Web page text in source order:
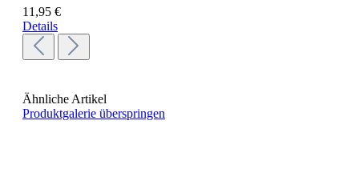
11,95 €
Details
Ähnliche Artikel
Produktgalerie überspringen